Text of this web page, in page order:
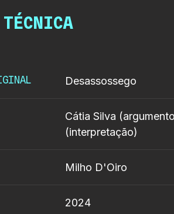
Desassossego
Cátia Silva
(interpretação)
Milho D'Oiro
2024